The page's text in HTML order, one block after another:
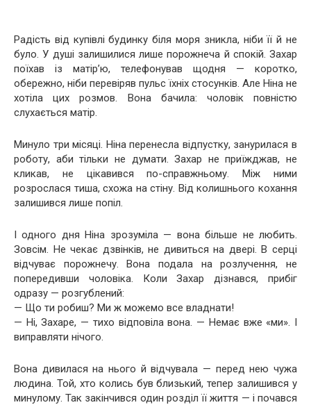
Радість від купівлі будинку біля моря зникла, ніби її й не
було. У душі залишилися лише порожнеча й спокій. Захар
поїхав із матір’ю, телефонував щодня — коротко,
обережно, ніби перевіряв пульс їхніх стосунків. Але Ніна не
хотіла цих розмов. Вона бачила: чоловік повністю
слухається матір.
Минуло три місяці. Ніна перенесла відпустку, занурилася в
роботу, аби тільки не думати. Захар не приїжджав, не
кликав, не цікавився по-справжньому. Між ними
розрослася тиша, схожа на стіну. Від колишнього кохання
залишився лише попіл.
І одного дня Ніна зрозуміла — вона більше не любить.
Зовсім. Не чекає дзвінків, не дивиться на двері. В серці
відчуває порожнечу. Вона подала на розлучення, не
попередивши чоловіка. Коли Захар дізнався, прибіг
одразу — розгублений:
— Що ти робиш? Ми ж можемо все владнати!
— Ні, Захаре, — тихо відповіла вона. — Немає вже «ми». І
виправляти нічого.
Вона дивилася на нього й відчувала — перед нею чужа
людина. Той, хто колись був близький, тепер залишився у
минулому. Так закінчився один розділ її життя — і почався